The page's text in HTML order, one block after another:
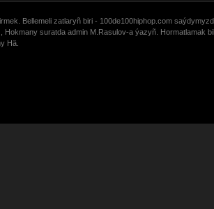
Bellemeli zatlaryñ biri - 100de100hiphop.com
suratda admin M.Rasulov-a ýazyñ. Hormatlamak
Hä.